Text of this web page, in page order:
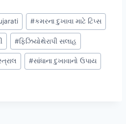
#કમરના દુખાવા માટે ટિપ્સ
#ફિઝિયોથેરાપી સલાહ
#સાંધાના દુખાવાનો ઉપાય